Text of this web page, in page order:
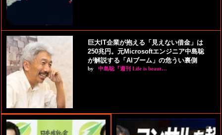
巨大IT企業が抱える「見えない借金」は
250兆円。元Microsoftエンジニア中島聡
が解説する「AIブーム」の危うい裏側
by 中島聡『週刊 Life is beaut…